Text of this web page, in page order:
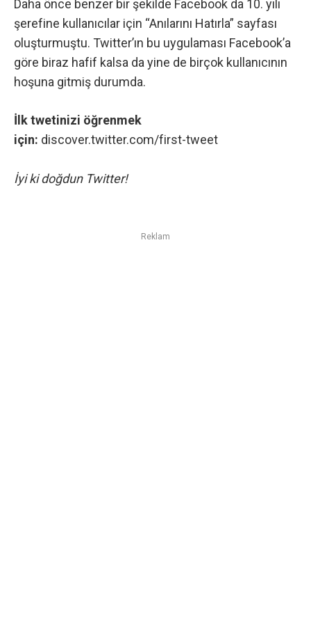
Daha önce benzer bir şekilde Facebook da 10. yılı
şerefine kullanıcılar için “Anılarını Hatırla” sayfası
oluşturmuştu. Twitter’ın bu uygulaması Facebook’a
göre biraz hafif kalsa da yine de birçok kullanıcının
hoşuna gitmiş durumda.
İlk twetinizi öğrenmek
için: discover.twitter.com/first-tweet
İyi ki doğdun Twitter!
Reklam